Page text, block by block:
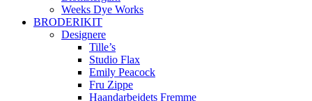
Weeks Dye Works
BRODERIKIT
Designere
Tille’s
Studio Flax
Emily Peacock
Fru Zippe
Haandarbejdets Fremme